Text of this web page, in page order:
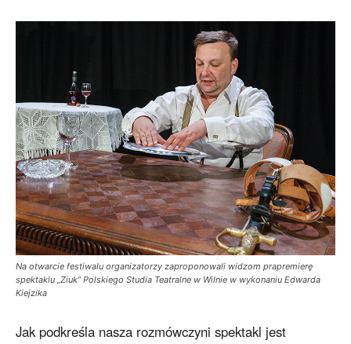
Na otwarcie festiwalu organizatorzy zaproponowali widzom prapremierę
spektaklu „Ziuk” Polskiego Studia Teatralne w Wilnie w wykonaniu Edwarda
Kiejzika
Jak podkreśla nasza rozmówczyni spektakl jest